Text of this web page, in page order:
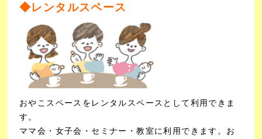
◆レンタルスペース
おやこスペースをレンタルスペースとして利用できま
す。
ママ会・女子会・セミナー・教室に利用できます。 お